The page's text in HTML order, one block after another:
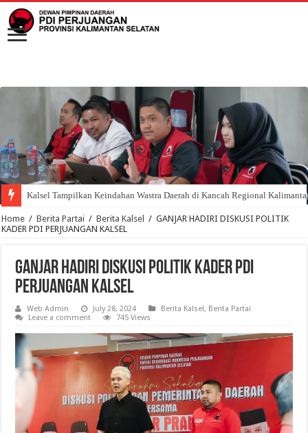
Kalsel Tampilkan Keindahan Wastra Daerah di Kancah Regional
Home / Berita Partai / Berita Kalsel / GANJAR HADIRI DISKUSI POLITIK
KADER PDI PERJUANGAN KALSEL
GANJAR HADIRI DISKUSI POLITIK KADER PDI
PERJUANGAN KALSEL
Web Admin July 28, 2024 Berita Kalsel, Berita Partai
Leave a comment
745 Views